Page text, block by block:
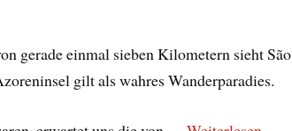
gerade einmal sieben Kilometern sieht São
gilt als wahres Wanderparadies.